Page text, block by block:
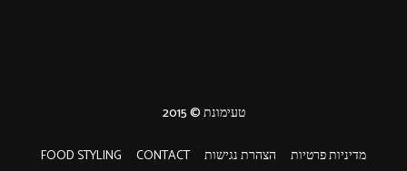
מדיניות פרטיות הצהרת נגישות CONTACT
FOOD STYLING
טעימונת © 2015